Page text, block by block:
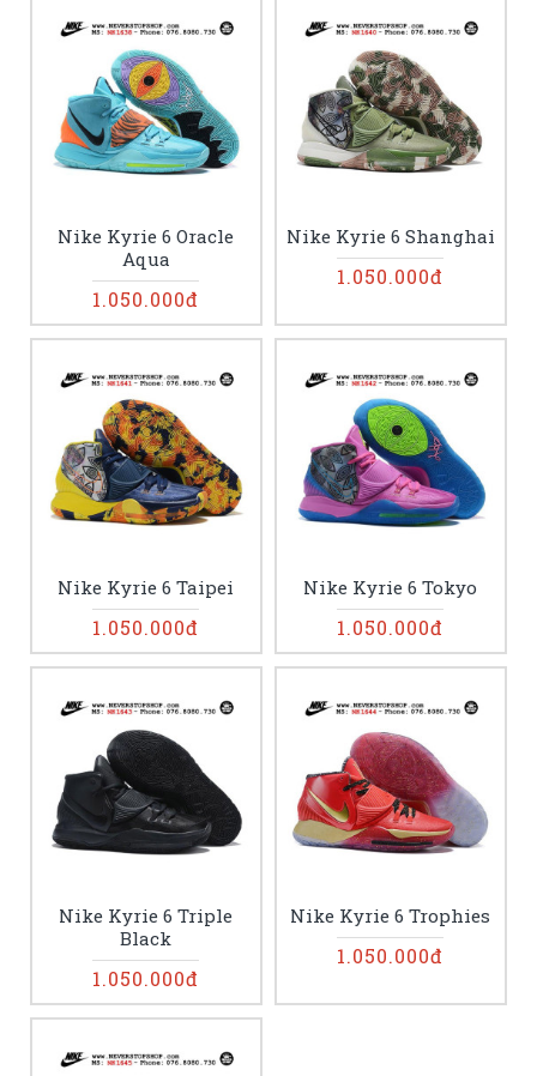
Nike Kyrie 6 Oracle
Aqua
1.050.000đ
Nike Kyrie 6 Shanghai
1.050.000đ
Nike Kyrie 6 Taipei
1.050.000đ
Nike Kyrie 6 Tokyo
1.050.000đ
Nike Kyrie 6 Triple
Black
1.050.000đ
Nike Kyrie 6 Trophies
1.050.000đ